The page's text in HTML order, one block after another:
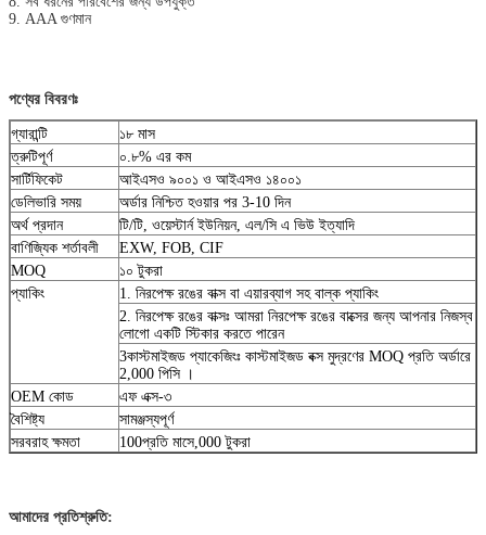
9. AAA গুণমান
পণ্যের বিবরণঃ
গ্যারান্টি
১৮ মাস
ত্রুটিপূর্ণ
০.৮% এর কম
সার্টিফিকেট
আইএসও ৯০০১ ও আইএসও ১৪০০১
ডেলিভারি সময়
অর্ডার নিশ্চিত হওয়ার পর 3-10 দিন
অর্থ প্রদান
টি/টি, ওয়েস্টার্ন ইউনিয়ন, এল/সি এ ভিউ ইত্যাদি
বাণিজ্যিক শর্তাবলী
EXW, FOB, CIF
MOQ
১০ টুকরা
প্যাকিং
1. নিরপেক্ষ রঙের বাক্স বা এয়ারব্যাগ সহ বাল্ক প্যাকিং
2. নিরপেক্ষ রঙের বাক্সঃ আমরা নিরপেক্ষ রঙের বাক্সের জন্য আপনার নিজস্ব
লোগো একটি স্টিকার করতে পারেন
3কাস্টমাইজড প্যাকেজিংঃ কাস্টমাইজড বক্স মুদ্রণের MOQ প্রতি অর্ডারে
2,000 পিসি ।
OEM কোড
এফ এক্স-৩
বৈশিষ্ট্য
সামঞ্জস্যপূর্ণ
সরবরাহ ক্ষমতা
100প্রতি মাসে,000 টুকরা
আমাদের প্রতিশ্রুতি: